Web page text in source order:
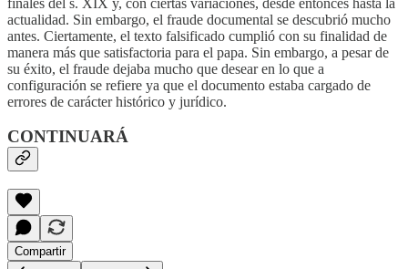
actualidad. Sin embargo, el fraude documental se descubrió mucho
antes. Ciertamente, el texto falsificado cumplió con su finalidad de
manera más que satisfactoria para el papa. Sin embargo, a pesar de
su éxito, el fraude dejaba mucho que desear en lo que a
configuración se refiere ya que el documento estaba cargado de
errores de carácter histórico y jurídico.
CONTINUARÁ
Compartir